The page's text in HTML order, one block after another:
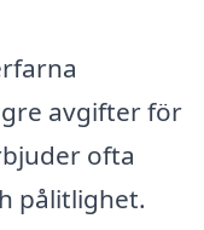
avgifter för
ofta
pålitlighet.